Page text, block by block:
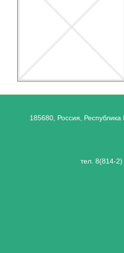
185680, Россия,
тел. 8(814-